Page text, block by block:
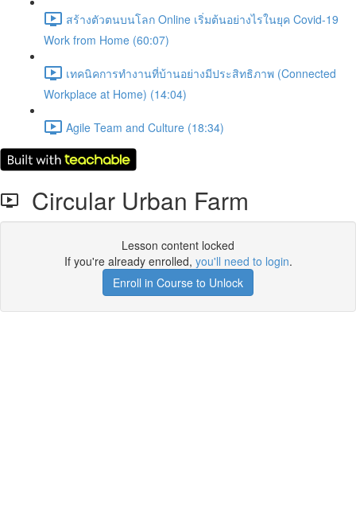
สร้างตัวตนบนโลก Online เริ่มต้นอย่างไรในยุค Covid-19
Work from Home (60:07)
เทคนิคการทำงานที่บ้านอย่างมีประสิทธิภาพ (Connected
Workplace at Home) (14:04)
Agile Team and Culture (18:34)
Circular Urban Farm
Lesson content locked
If you're already enrolled, you'll need to login.
Enroll in Course to Unlock